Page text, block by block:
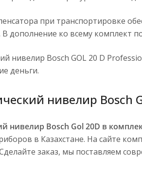
при транспортировке
В дополнение ко всему комплект
нивелир Bosch GOL 20 D
деньги.
нивелир Bosch
нивелир Bosch Gol 20D в
в Казахстане. На сайте
заказ, мы поставляем